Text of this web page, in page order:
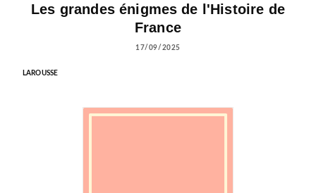
Les grandes énigmes de l'Histoire de
France
17/09/2025
LAROUSSE